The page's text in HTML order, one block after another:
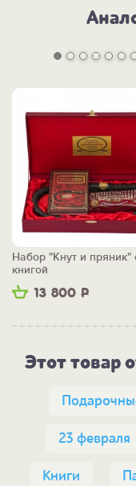
13 800 Р
Набор "Кнут и пряник"
книгой
Этот товар
23 февраля
Книги